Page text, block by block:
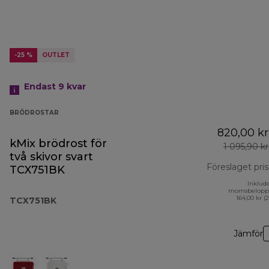
-25 % OUTLET
Endast 9 kvar
BRÖDROSTAR
kMix brödrost för
två skivor svart
TCX751BK
TCX751BK
820,00 kr
1 095,90 kr
Föreslaget pris
164,00 kr
Jämför